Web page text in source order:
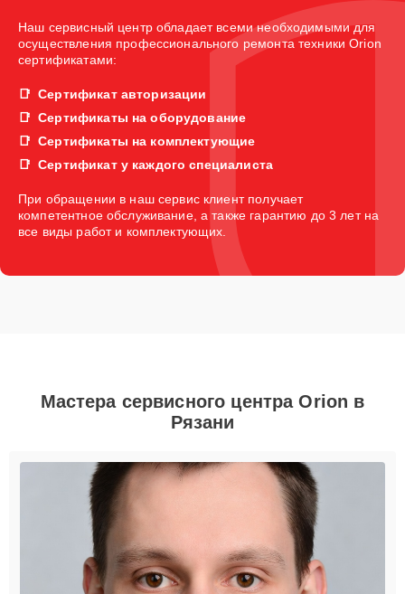
Наш сервисный центр обладает всеми необходимыми для
осуществления профессионального ремонта техники Orion
сертификатами:
Сертификат авторизации
Сертификаты на оборудование
Сертификаты на комплектующие
Сертификат у каждого специалиста
При обращении в наш сервис клиент получает
компетентное обслуживание, а также гарантию до 3 лет на
все виды работ и комплектующих.
Мастера сервисного центра Orion в
Рязани